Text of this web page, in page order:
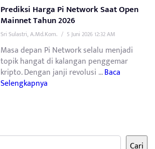
Prediksi Harga Pi Network Saat Open
Mainnet Tahun 2026
Sri Sulastri, A.Md.Kom. / 5 Juni 2026 12:32 AM
Masa depan Pi Network selalu menjadi
topik hangat di kalangan penggemar
kripto. Dengan janji revolusi ...Baca
Selengkapnya
Cari